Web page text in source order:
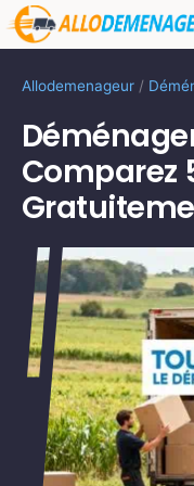
Passer
au
Allodemenageur /
Comparez